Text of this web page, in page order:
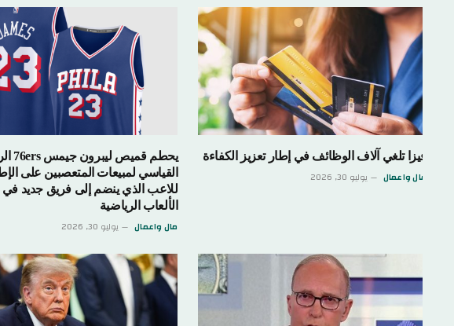
تلغي آلاف الوظائف في إطار تعزيز الكفاءة
واعمال يوليو 30, 2026
يحطم قميص ليبرون جيمس 76ers الرقم
القياسي لمبيعات المتعصبين على الإطلاق
للاعب الذي ينضم إلى فريق جديد في جميع
الألعاب الرياضية
مال واعمال يوليو 30, 2026